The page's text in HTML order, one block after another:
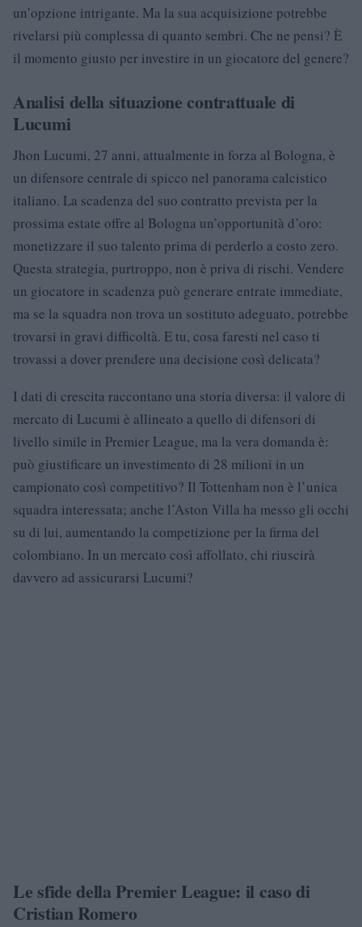
un’opzione intrigante. Ma la sua acquisizione potrebbe
rivelarsi più complessa di quanto sembri. Che ne pensi? È
il momento giusto per investire in un giocatore del genere?
Analisi della situazione contrattuale di
Lucumi
Jhon Lucumi, 27 anni, attualmente in forza al Bologna, è
un difensore centrale di spicco nel panorama calcistico
italiano. La scadenza del suo contratto prevista per la
prossima estate offre al Bologna un’opportunità d’oro:
monetizzare il suo talento prima di perderlo a costo zero.
Questa strategia, purtroppo, non è priva di rischi. Vendere
un giocatore in scadenza può generare entrate immediate,
ma se la squadra non trova un sostituto adeguato, potrebbe
trovarsi in gravi difficoltà. E tu, cosa faresti nel caso ti
trovassi a dover prendere una decisione così delicata?
I dati di crescita raccontano una storia diversa: il valore di
mercato di Lucumi è allineato a quello di difensori di
livello simile in Premier League, ma la vera domanda è:
può giustificare un investimento di 28 milioni in un
campionato così competitivo? Il Tottenham non è l’unica
squadra interessata; anche l’Aston Villa ha messo gli occhi
su di lui, aumentando la competizione per la firma del
colombiano. In un mercato così affollato, chi riuscirà
davvero ad assicurarsi Lucumi?
Le sfide della Premier League: il caso di
Cristian Romero